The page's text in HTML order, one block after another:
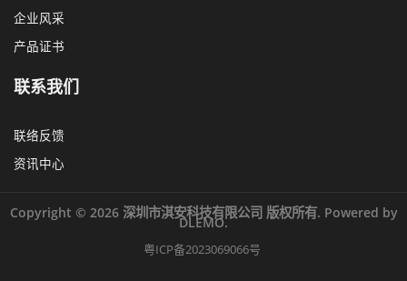
企业风采
产品证书
联系我们
联络反馈
资讯中心
Copyright © 2026 深圳市淇安科技有限公司 版权所有. Powered by
DLEMO.
粤ICP备2023069066号